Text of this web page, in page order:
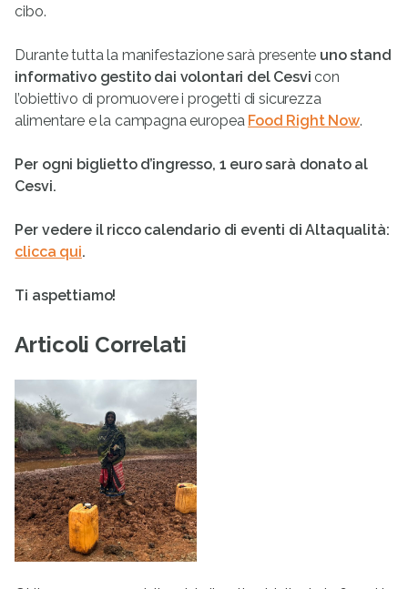
cibo.
Durante tutta la manifestazione sarà presente uno stand
informativo gestito dai volontari del Cesvi con
l’obiettivo di promuovere i progetti di sicurezza
alimentare e la campagna europea Food Right Now.
Per ogni biglietto d’ingresso, 1 euro sarà donato al
Cesvi.
Per vedere il ricco calendario di eventi di Altaqualità:
clicca qui.
Ti aspettiamo!
Articoli Correlati